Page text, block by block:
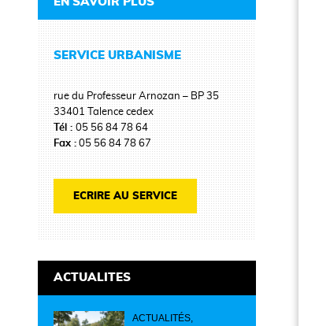
SERVICE URBANISME
rue du Professeur Arnozan – BP 35
33401 Talence cedex
Tél :05 56 84 78 64
Fax :05 56 84 78 67
ECRIRE AU SERVICE
ACTUALITES
ACTUALITÉS,